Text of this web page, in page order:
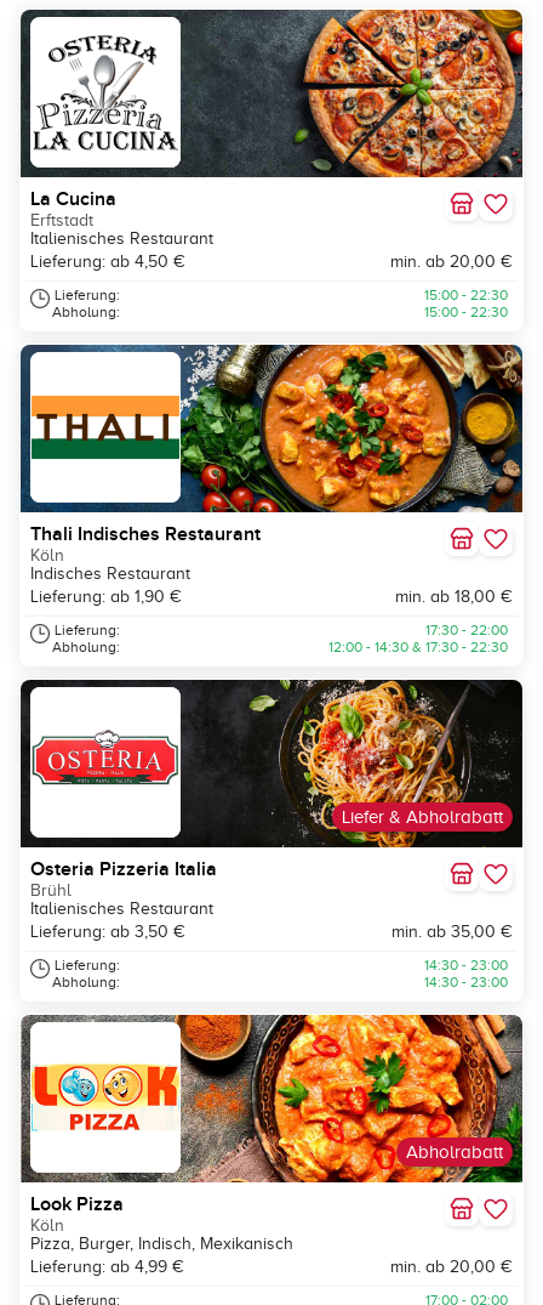
La Cucina
Erftstadt
Italienisches Restaurant
Lieferung: ab 4,50 €
min. ab 20,00 €
Lieferung:
Abholung:
15:00 - 22:30
15:00 - 22:30
Thali Indisches Restaurant
Köln
Indisches Restaurant
Lieferung: ab 1,90 €
min. ab 18,00 €
Lieferung:
Abholung:
17:30 - 22:00
12:00 - 14:30 & 17:30 - 22:30
Liefer & Abholrabatt
Osteria Pizzeria Italia
Brühl
Italienisches Restaurant
Lieferung: ab 3,50 €
min. ab 35,00 €
Lieferung:
Abholung:
14:30 - 23:00
14:30 - 23:00
Abholrabatt
Look Pizza
Köln
Pizza, Burger, Indisch, Mexikanisch
Lieferung: ab 4,99 €
min. ab 20,00 €
Lieferung:
17:00 - 02:00